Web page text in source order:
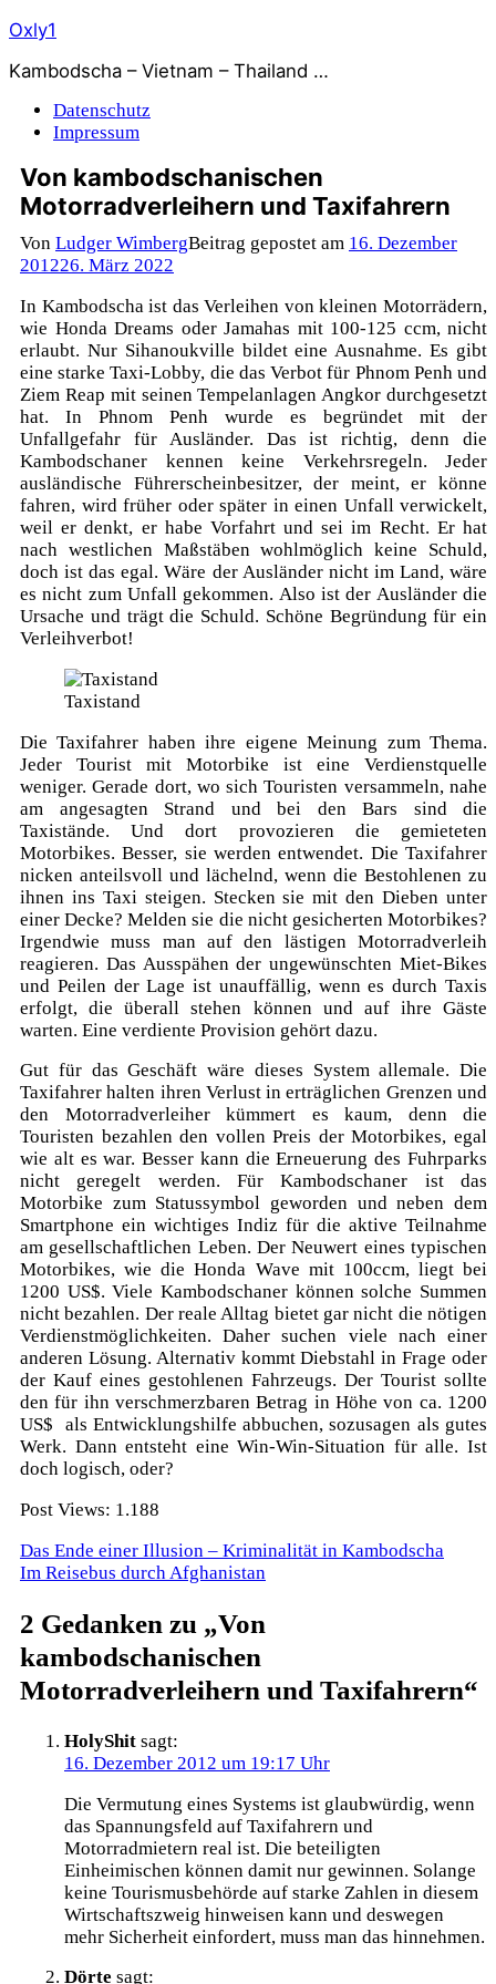
Zum
springen
Oxly1
Kambodscha – Vietnam – Thailand …
Datenschutz
Impressum
Von kambodschanischen
Motorradverleihern und Taxifahrern
Von Ludger WimbergBeitrag gepostet am 16. Dezember
201226. März 2022
In Kambodscha ist das Verleihen von kleinen Motorrädern,
wie Honda Dreams oder Jamahas mit 100-125 ccm, nicht
erlaubt. Nur Sihanoukville bildet eine Ausnahme. Es gibt
eine starke Taxi-Lobby, die das Verbot für Phnom Penh und
Ziem Reap mit seinen Tempelanlagen Angkor durchgesetzt
hat. In Phnom Penh wurde es begründet mit der
Unfallgefahr für Ausländer. Das ist richtig, denn die
Kambodschaner kennen keine Verkehrsregeln. Jeder
ausländische Führerscheinbesitzer, der meint, er könne
fahren, wird früher oder später in einen Unfall verwickelt,
weil er denkt, er habe Vorfahrt und sei im Recht. Er hat
nach westlichen Maßstäben wohlmöglich keine Schuld,
doch ist das egal. Wäre der Ausländer nicht im Land, wäre
es nicht zum Unfall gekommen. Also ist der Ausländer die
Ursache und trägt die Schuld. Schöne Begründung für ein
Verleihverbot!
Taxistand
Die Taxifahrer haben ihre eigene Meinung zum Thema.
Jeder Tourist mit Motorbike ist eine Verdienstquelle
weniger. Gerade dort, wo sich Touristen versammeln, nahe
am angesagten Strand und bei den Bars sind die
Taxistände. Und dort provozieren die gemieteten
Motorbikes. Besser, sie werden entwendet. Die Taxifahrer
nicken anteilsvoll und lächelnd, wenn die Bestohlenen zu
ihnen ins Taxi steigen. Stecken sie mit den Dieben unter
einer Decke? Melden sie die nicht gesicherten Motorbikes?
Irgendwie muss man auf den lästigen Motorradverleih
reagieren. Das Ausspähen der ungewünschten Miet-Bikes
und Peilen der Lage ist unauffällig, wenn es durch Taxis
erfolgt, die überall stehen können und auf ihre Gäste
warten. Eine verdiente Provision gehört dazu.
Gut für das Geschäft wäre dieses System allemale. Die
Taxifahrer halten ihren Verlust in erträglichen Grenzen und
den Motorradverleiher kümmert es kaum, denn die
Touristen bezahlen den vollen Preis der Motorbikes, egal
wie alt es war. Besser kann die Erneuerung des Fuhrparks
nicht geregelt werden. Für Kambodschaner ist das
Motorbike zum Statussymbol geworden und neben dem
Smartphone ein wichtiges Indiz für die aktive Teilnahme
am gesellschaftlichen Leben. Der Neuwert eines typischen
Motorbikes, wie die Honda Wave mit 100ccm, liegt bei
1200 US$. Viele Kambodschaner können solche Summen
nicht bezahlen. Der reale Alltag bietet gar nicht die nötigen
Verdienstmöglichkeiten. Daher suchen viele nach einer
anderen Lösung. Alternativ kommt Diebstahl in Frage oder
der Kauf eines gestohlenen Fahrzeugs. Der Tourist sollte
den für ihn verschmerzbaren Betrag in Höhe von ca. 1200
US$ als Entwicklungshilfe abbuchen, sozusagen als gutes
Werk. Dann entsteht eine Win-Win-Situation für alle. Ist
doch logisch, oder?
Post Views: 1.188
Beitragsnavigation
Das Ende einer Illusion – Kriminalität in Kambodscha
Im Reisebus durch Afghanistan
2 Gedanken zu „Von
kambodschanischen
Motorradverleihern und Taxifahrern“
HolyShit sagt:
16. Dezember 2012 um 19:17 Uhr
Die Vermutung eines Systems ist glaubwürdig, wenn
das Spannungsfeld auf Taxifahrern und
Motorradmietern real ist. Die beteiligten
Einheimischen können damit nur gewinnen. Solange
keine Tourismusbehörde auf starke Zahlen in diesem
Wirtschaftszweig hinweisen kann und deswegen
mehr Sicherheit einfordert, muss man das hinnehmen.
Dörte sagt: